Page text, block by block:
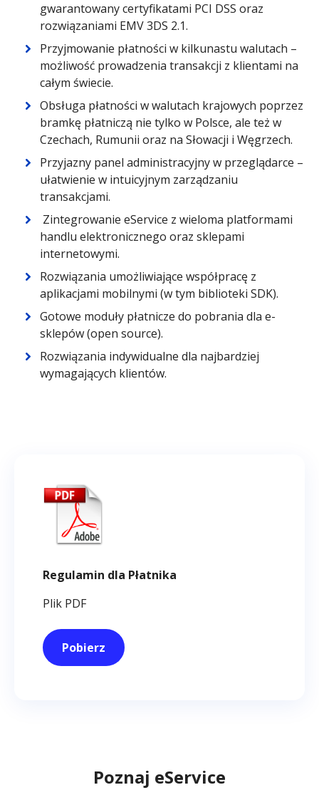
gwarantowany certyfikatami PCI DSS oraz
rozwiązaniami EMV 3DS 2.1.
Przyjmowanie płatności w kilkunastu walutach –
możliwość prowadzenia transakcji z klientami na
całym świecie.
Obsługa płatności w walutach krajowych poprzez
bramkę płatniczą nie tylko w Polsce, ale też w
Czechach, Rumunii oraz na Słowacji i Węgrzech.
Przyjazny panel administracyjny w przeglądarce –
ułatwienie w intuicyjnym zarządzaniu
transakcjami.
Zintegrowanie eService z wieloma platformami
handlu elektronicznego oraz sklepami
internetowymi.
Rozwiązania umożliwiające współpracę z
aplikacjami mobilnymi (w tym biblioteki SDK).
Gotowe moduły płatnicze do pobrania dla e-
sklepów (open source).
Rozwiązania indywidualne dla najbardziej
wymagających klientów.
Regulamin dla Płatnika
Plik PDF
Pobierz
Poznaj eService